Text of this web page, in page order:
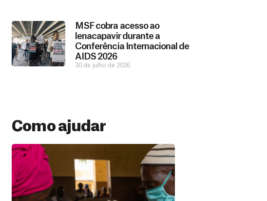
MSF cobra acesso ao
lenacapavir durante a
Conferência Internacional de
AIDS 2026
30 de julho de 2026
Como ajudar